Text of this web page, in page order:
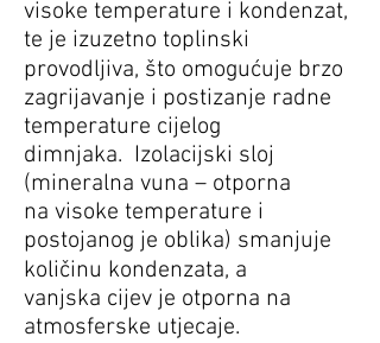
visoke temperature i kondenzat,
te je izuzetno toplinski
provodljiva, što omogućuje brzo
zagrijavanje i postizanje radne
temperature cijelog
dimnjaka. Izolacijski sloj
(mineralna vuna – otporna
na visoke temperature i
postojanog je oblika) smanjuje
količinu kondenzata, a
vanjska cijev je otporna na
atmosferske utjecaje.